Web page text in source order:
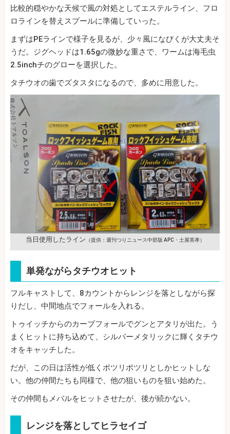
比較的穏やかな天候で風の対処としてエステルライン、フロ
ロラインを替えスプールに準備していった。
まずはPEラインで様子を見るが、少々風になびくが大丈夫そ
うだ。ジグヘッドは1.65gの微妙な重さで、ワームは海毛虫
2.5inchチのグローを選択した。
タチウオの歯でズタスタになるので、多めに用意した。
当日使用したライン （提供：週刊つりニュース中部版 APC・土屋英孝）
単発ながらタチウオヒット
フルキャストして、8カウントからレンジを落としながら探
りだし、中間地点でフォールを入れる。
トゥイッチからのカーブフォールでグンとアタリが出た。う
まくヒットに持ち込めて、シルバーメタリックに輝くタチウ
オをキャッチした。
だが、この日は活性が低くポツリポツリとしかヒットしな
い。他の仲間たちも同様で、他の狙いものを狙い始めた。
その仲間もメバルをヒットさせたが、後が続かない。
レンジを落としてヒラセイゴ